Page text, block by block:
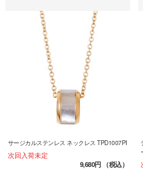
サージカルステンレス ネックレス TPD1007PI
次回入荷未定
9,680円（税込）